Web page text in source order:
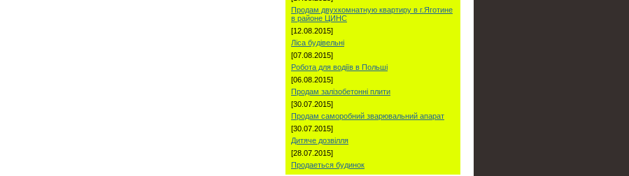
Продам двухкомнатную квартиру в г.Яготине
в районе ЦИНС
[12.08.2015]
Ліса будівельні
[07.08.2015]
Робота для водіїв в Польші
[06.08.2015]
Продам залізобетонні плити
[30.07.2015]
Продам саморобний зварювальний апарат
[30.07.2015]
Дитяче дозвілля
[28.07.2015]
Продаеться будинок